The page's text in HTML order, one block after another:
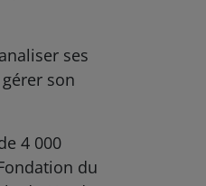
ses
son
4 000
du